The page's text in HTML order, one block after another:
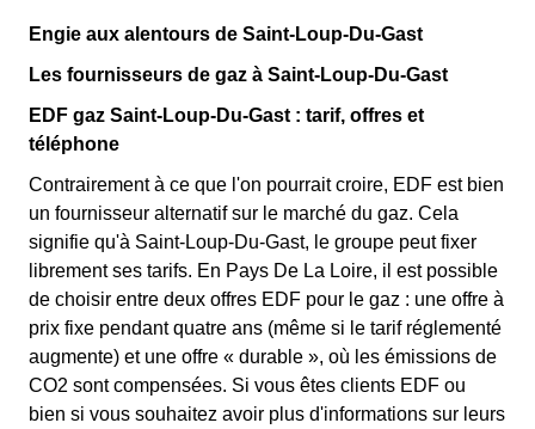
Engie aux alentours de Saint-Loup-Du-Gast
Les fournisseurs de gaz à Saint-Loup-Du-Gast
EDF gaz Saint-Loup-Du-Gast : tarif, offres et
téléphone
Contrairement à ce que l'on pourrait croire, EDF est bien
un fournisseur alternatif sur le marché du gaz. Cela
signifie qu'à Saint-Loup-Du-Gast, le groupe peut fixer
librement ses tarifs. En Pays De La Loire, il est possible
de choisir entre deux offres EDF pour le gaz : une offre à
prix fixe pendant quatre ans (même si le tarif réglementé
augmente) et une offre « durable », où les émissions de
CO2 sont compensées. Si vous êtes clients EDF ou
bien si vous souhaitez avoir plus d'informations sur leurs